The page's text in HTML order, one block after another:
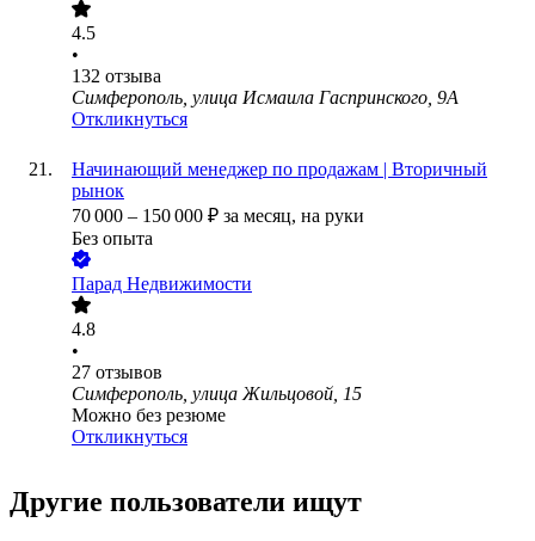
4.5
•
132 отзыва
Симферополь, улица Исмаила Гаспринского, 9А
Откликнуться
Начинающий менеджер по продажам | Вторичный
рынок
70 000 – 150 000 ₽ за месяц, на руки
Без опыта
Парад Недвижимости
4.8
•
27 отзывов
Симферополь, улица Жильцовой, 15
Можно без резюме
Откликнуться
Другие пользователи ищут